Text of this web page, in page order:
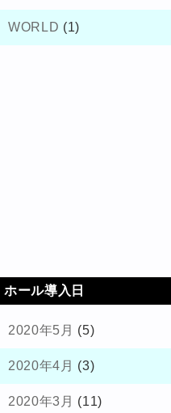
WORLD (1)
ホール導入日
2020年5月 (5)
2020年4月 (3)
2020年3月 (11)